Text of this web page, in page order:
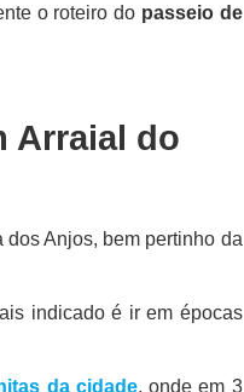
o roteiro do passeio de
Arraial do
Anjos, bem pertinho da
indicado é ir em épocas
da cidade, onde em 3